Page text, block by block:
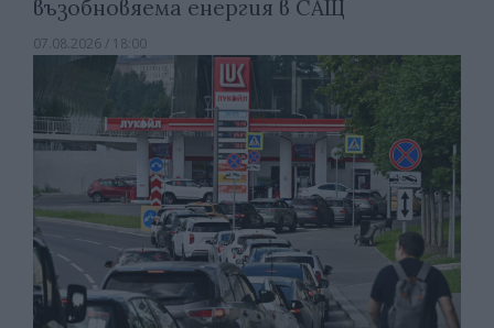
възобновяема енергия в САЩ
07.08.2026 / 18:00